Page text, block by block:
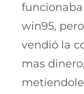
win95,
vendió la
mas